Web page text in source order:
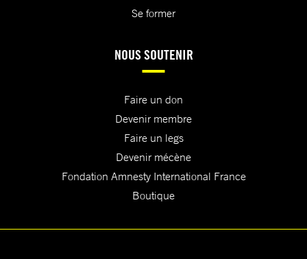
Se former
NOUS SOUTENIR
Faire un don
Devenir membre
Faire un legs
Devenir mécène
Fondation Amnesty International France
Boutique